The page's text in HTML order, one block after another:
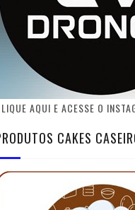
AQUI E ACESSE O
CAKES